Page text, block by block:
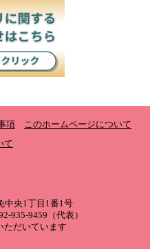
項
このホームページについて
て
央1丁目1番1号
935-9459（代表）
ただいています